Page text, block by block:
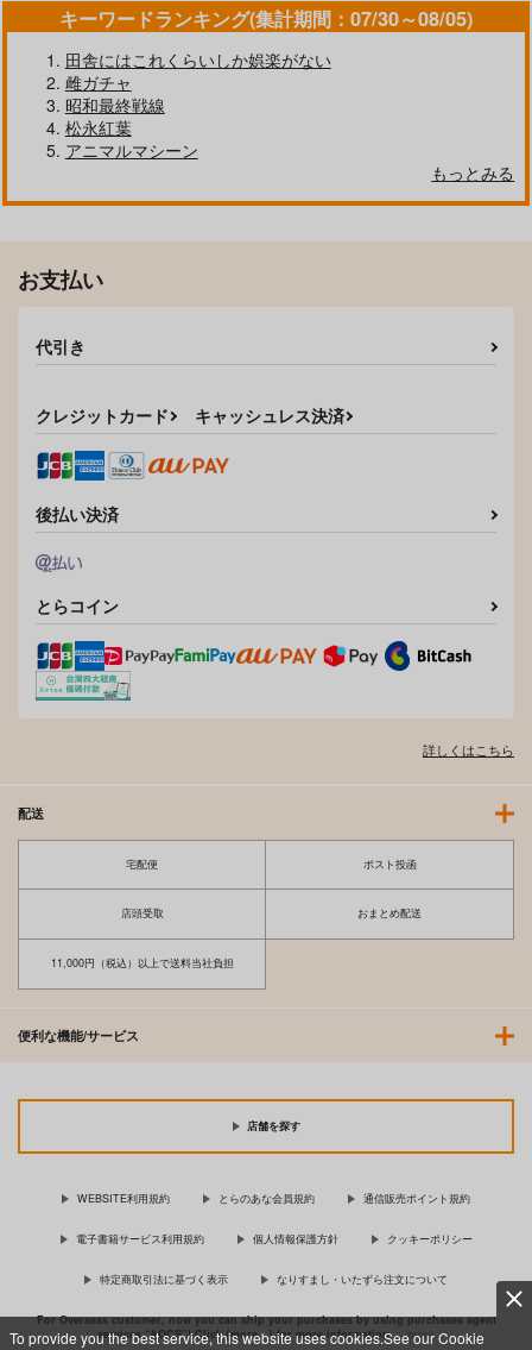
To provide you the best service, this website uses cookies.See our Cookie
キーワードランキング(集計期間：07/30～08/05)
田舎にはこれくらいしか娯楽がない
雌ガチャ
昭和最終戦線
松永紅葉
アニマルマシーン
もっとみる
お支払い
代引き
クレジットカード キャッシュレス決済
後払い決済
とらコイン
詳しくはこちら
配送
宅配便 ポスト投函
店頭受取 おまとめ配送
11,000円（税込）以上で送料当社負担
便利な機能/サービス
店舗を探す
WEBSITE利用規約 とらのあな会員規約 通信販売ポイント規約
電子書籍サービス利用規約 個人情報保護方針 クッキーポリシー
特定商取引法に基づく表示 なりすまし・いたずら注文について
For Overseas customer, now you can ship your purchases by using purchases agent
services “AOCS”! Click {more…} for more information …more